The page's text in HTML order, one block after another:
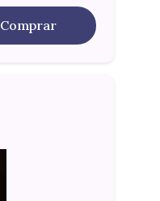
Comprar